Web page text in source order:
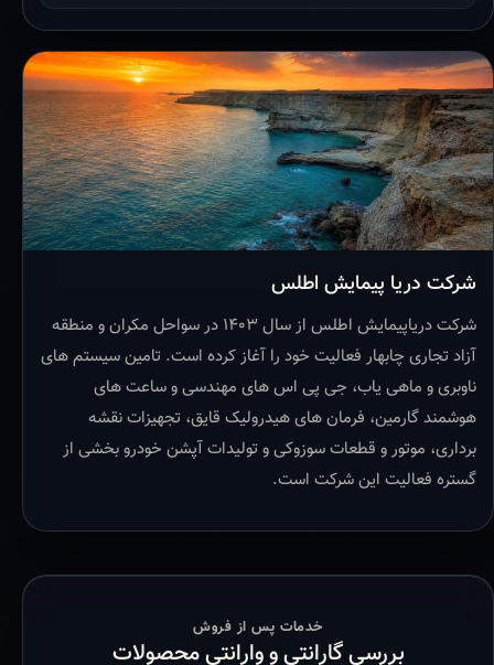
شرکت دریا پیمایش اطلس
شرکت دریاپیمایش اطلس از سال ۱۴۰۳ در سواحل مکران و منطقه
آزاد تجاری چابهار فعالیت خود را آغاز کرده است. تامین سیستم های
ناوبری و ماهی یاب، جی پی اس های مهندسی و ساعت های
هوشمند گارمین، فرمان های هیدرولیک قایق، تجهیزات نقشه
برداری، موتور و قطعات سوزوکی و تولیدات آپشن خودرو بخشی از
گستره فعالیت این شرکت است.
خدمات پس از فروش
بررسی گارانتی و وارانتی محصولات